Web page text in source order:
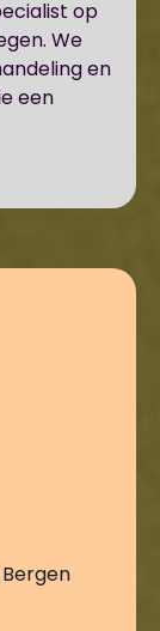
op
We
en
een